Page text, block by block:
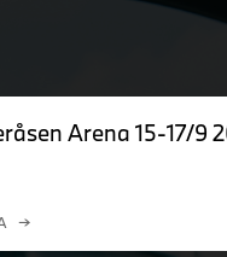
Arena 15-17/9
→